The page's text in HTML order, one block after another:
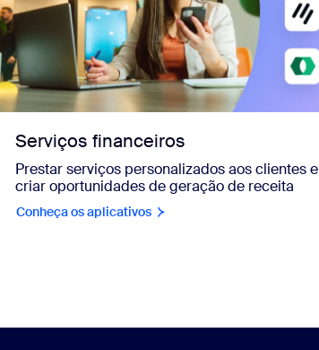
Serviços financeiros
Prestar serviços personalizados aos clientes e
criar oportunidades de geração de receita
Conheça os aplicativos